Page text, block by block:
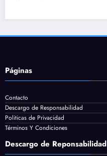
Páginas
Contacto
Descargo de Responsabilidad
Politicas de Privacidad
Términos Y Condiciones
Descargo de Reponsabilidad